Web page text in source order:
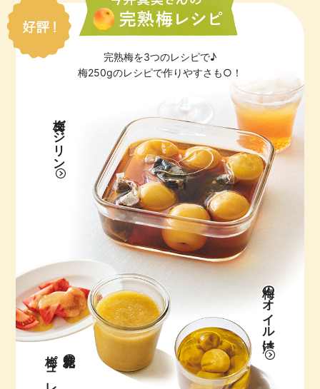
完熟梅を3つのレシピで♪
梅250gのレシピで作りやすさも○！
梅ダージリン
花見糖の
梅ピュレ
梅のオイル漬け